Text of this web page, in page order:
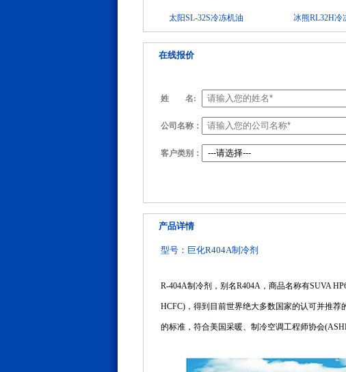
太阳SL-32S冷冻机油 冰熊RL32H冷
在线报价
姓 名:
公司名称：
客户类别：
产品详情
型号：巨化R404A制冷剂
R-404A制冷剂，别名R404A，商品名称有SUVA
HCFC)，得到目前世界绝大多数国家的认可并推
的标准，符合美国采暖、制冷空调工程师协会